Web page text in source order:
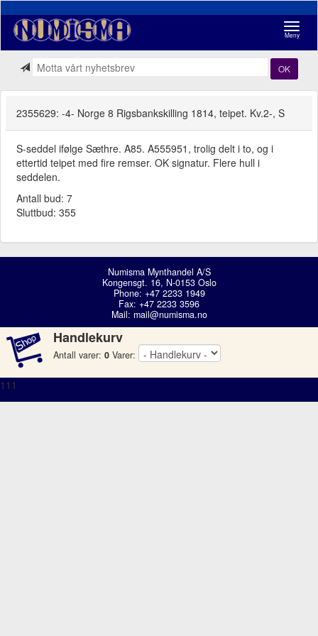
Meny
OK
2355629: -4- Norge 8 Rigsbankskilling 1814, teipet. Kv.2-, S
S-seddel ifølge Sæthre. A85. A555951, trolig delt i to, og i
ettertid teipet med fire remser. OK signatur. Flere hull i
seddelen.
Antall bud: 7
Sluttbud: 355
Numisma Mynthandel A/S
Kongensgt. 16, N-0153 Oslo
Phone: +47 2233 1949
Fax: +47 2233 3596
Mail: mail@numisma.no
Handlekurv
Antall varer: 0 Varer:
111